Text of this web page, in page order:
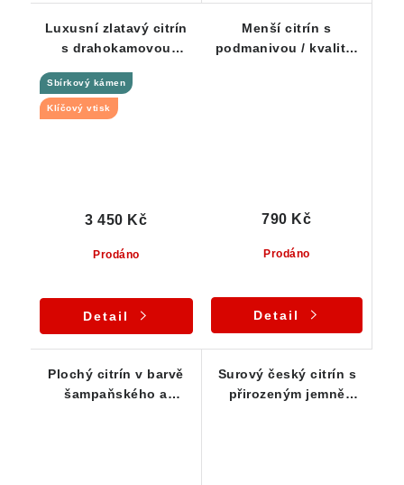
Luxusní zlatavý citrín
s drahokamovou
krystalu
Sbírkový kámen
Klíčový vtisk
Prodáno
3 450 Kč
Detail
Menší citrín s
podmanivou / kvalitní
Prodáno
790 Kč
Detail
Plochý citrín v barvě
šampaňského a
Surový český citrín s
přirozeným jemně